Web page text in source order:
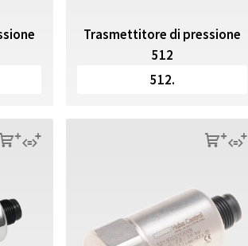
Trasmettitore di pressione
512
512.
sq sq